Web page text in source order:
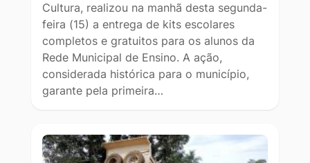
Cultura, realizou na manhã desta segunda-
feira (15) a entrega de kits escolares
completos e gratuitos para os alunos da
Rede Municipal de Ensino. A ação,
considerada histórica para o município,
garante pela primeira…